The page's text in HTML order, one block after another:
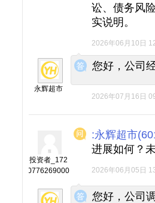
讼、债务风
实说明。
2026年06月10日
◆
◆
永辉超市
您好，公司
2026年07月16日
投资者_172
0776269000
:永辉超市
进展如何？
2026年06月05日
◆
◆
您好，公司